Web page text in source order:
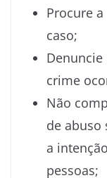
Procure
caso;
crime
Não
de abuso
a
pessoas;